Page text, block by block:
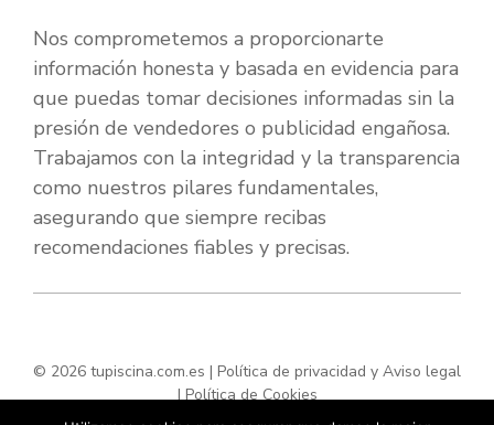
Nos comprometemos a proporcionarte
información honesta y basada en evidencia para
que puedas tomar decisiones informadas sin la
presión de vendedores o publicidad engañosa.
Trabajamos con la integridad y la transparencia
como nuestros pilares fundamentales,
asegurando que siempre recibas
recomendaciones fiables y precisas.
© 2026 tupiscina.com.es | Política de privacidad y Aviso legal
|Política de Cookies